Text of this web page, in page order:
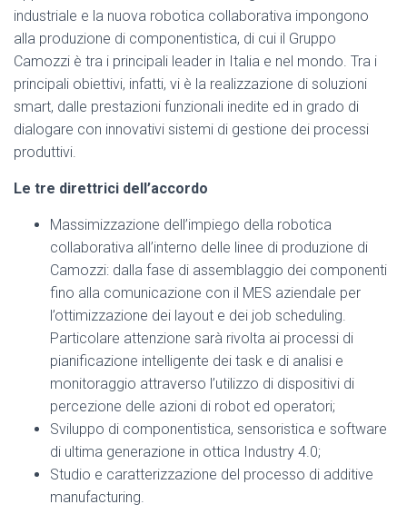
industriale e la nuova robotica collaborativa impongono
alla produzione di componentistica, di cui il Gruppo
Camozzi è tra i principali leader in Italia e nel mondo. Tra i
principali obiettivi, infatti, vi è la realizzazione di soluzioni
smart, dalle prestazioni funzionali inedite ed in grado di
dialogare con innovativi sistemi di gestione dei processi
produttivi.
Le tre direttrici dell’accordo
Massimizzazione dell’impiego della robotica
collaborativa all’interno delle linee di produzione di
Camozzi: dalla fase di assemblaggio dei componenti
fino alla comunicazione con il MES aziendale per
l’ottimizzazione dei layout e dei job scheduling.
Particolare attenzione sarà rivolta ai processi di
pianificazione intelligente dei task e di analisi e
monitoraggio attraverso l’utilizzo di dispositivi di
percezione delle azioni di robot ed operatori;
Sviluppo di componentistica, sensoristica e software
di ultima generazione in ottica Industry 4.0;
Studio e caratterizzazione del processo di additive
manufacturing.